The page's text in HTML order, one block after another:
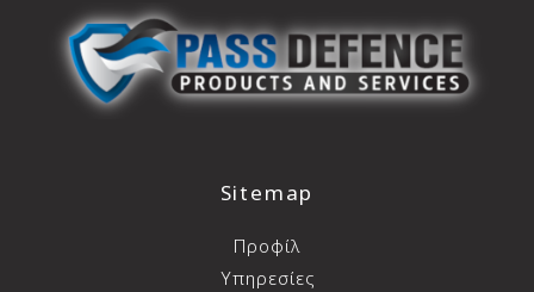
Sitemap
Προφίλ
Υπηρεσίες